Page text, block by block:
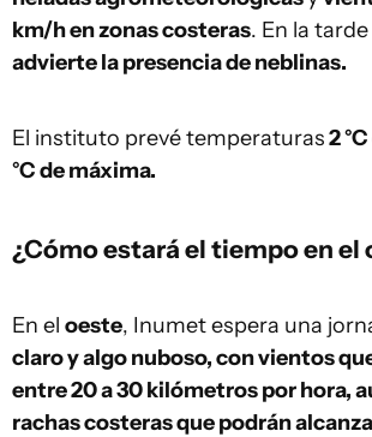
km/h en zonas costeras. En la
advierte la presencia de neblinas.
El instituto prevé temperaturas2
°C de máxima.
¿Cómo estará el tiempo en el
En el oeste, Inumet espera una
claro y algo nuboso, con vientos
entre 20 a 30 kilómetros por hora,
rachas costeras que podrán